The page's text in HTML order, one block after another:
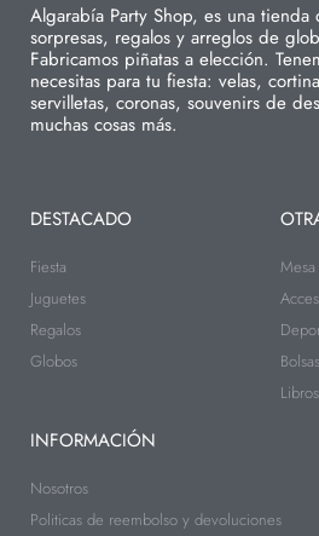
Algarabía Party Shop, es una tienda
sorpresas, regalos y arreglos de
Fabricamos piñatas a elección.
necesitas para tu fiesta: velas,
servilletas, coronas, souvenirs de
muchas cosas más.
DESTACADO
Fiesta
Juguetes
Regalos
Globos
Mesa
Bolsas
Libros
INFORMACIÓN
Nosotros
Politicas de reembolso y devoluciones